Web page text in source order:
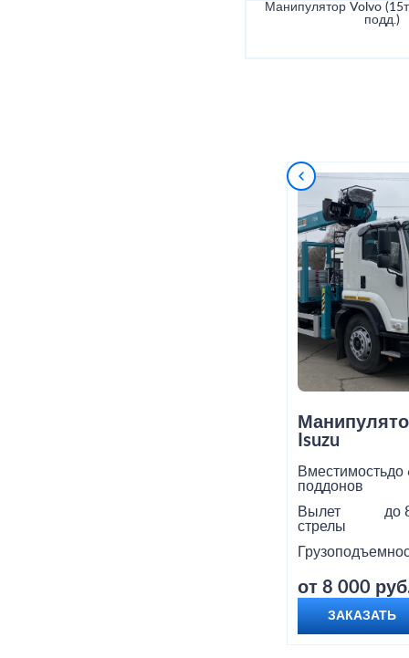
Манипулятор Volvo
подд.)
Isuzu
Вместимость
поддонов
до
Вылет
стрелы
до
от 8 000
ЗАКАЗАТЬ